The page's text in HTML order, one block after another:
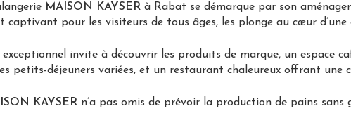
MAISON KAYSER à Rabat se démarque par son
captivant pour les visiteurs de tous âges, les plonge au cœur
exceptionnel invite à découvrir les produits de marque, un espace
petits-déjeuners variées, et un restaurant chaleureux offrant
KAYSER n’a pas omis de prévoir la production de pains